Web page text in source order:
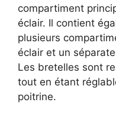
compartiment
éclair. Il contient
plusieurs
éclair et un
Les bretelles sont
tout en étant
poitrine.